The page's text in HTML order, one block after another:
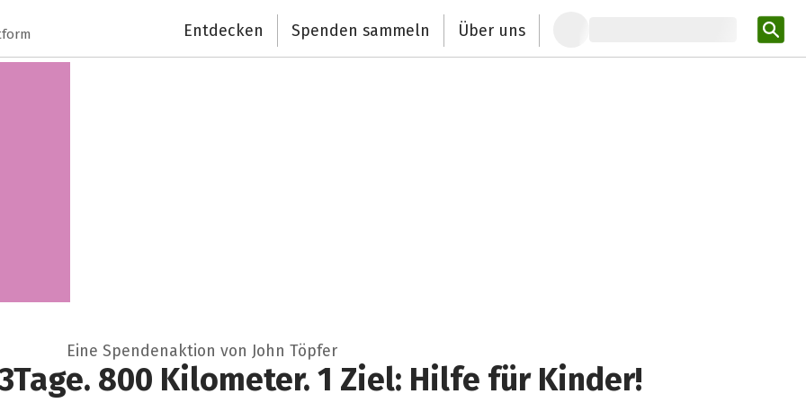
Entdecken Spenden sammeln Über uns
Eine Spendenaktion von John Töpfer
800 Kilometer. 1 Ziel: Hilfe für Kinder!